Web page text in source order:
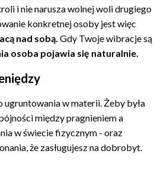
i nie narusza wolnej woli drugiego
konkretnej osoby jest więc
nad sobą. Gdy Twoje wibracje są
osoba pojawia się naturalnie.
w materii. Żeby była
między pragnieniem a
w świecie fizycznym - oraz
że zasługujesz na dobrobyt.